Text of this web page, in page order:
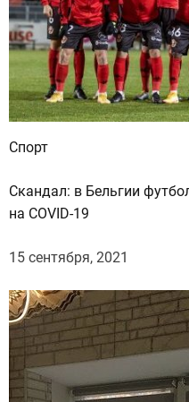
Спорт
Скандал: в Бельгии
на COVID-19
15 сентября, 2021